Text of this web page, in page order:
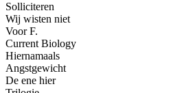
Solliciteren
Wij wisten niet
Voor F.
Current Biology
Hiernamaals
Angstgewicht
De ene hier